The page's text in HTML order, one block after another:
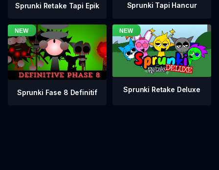
Sprunki Retake Tapi Epik Sprunki Tapi Hancur
Sprunki Fase 8 Definitif Sprunki Retake Deluxe